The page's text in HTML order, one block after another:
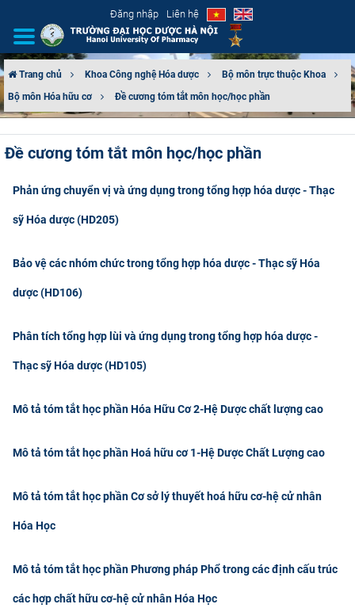
Đăng nhập Liên hệ
GIỚI THIỆU
CƠ CẤU TỔ CHỨC
TUYỂN SINH
ĐÀO TẠO
ĐẢM BẢO CHẤT LƯỢNG
KHOA HỌC CÔNG NGHỆ
HTQT
CỰU NGƯỜI HỌC
Trang chủ Khoa Công nghệ Hóa dược
Bộ môn trực thuộc Khoa
Bộ môn Hóa hữu cơ
Đề cương tóm tắt môn học/học phần
Đề cương tóm tắt môn học/học phần
Phản ứng chuyển vị và ứng dụng trong tổng hợp hóa dược - Thạc
sỹ Hóa dược (HD205)
Bảo vệ các nhóm chức trong tổng hợp hóa dược - Thạc sỹ Hóa
dược (HD106)
Phân tích tổng hợp lùi và ứng dụng trong tổng hợp hóa dược -
Thạc sỹ Hóa dược (HD105)
Mô tả tóm tắt học phần Hóa Hữu Cơ 2-Hệ Dược chất lượng cao
Mô tả tóm tắt học phần Hoá hữu cơ 1-Hệ Dược Chất Lượng cao
Mô tả tóm tắt học phần Cơ sở lý thuyết hoá hữu cơ-hệ cử nhân
Hóa Học
Mô tả tóm tắt học phần Phương pháp Phổ trong các định cấu trúc
các hợp chất hữu cơ-hệ cử nhân Hóa Học